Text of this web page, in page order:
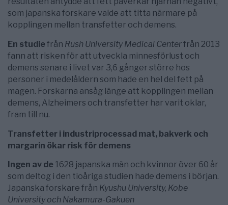
som japanska forskare valde att titta närmare på
kopplingen mellan transfetter och demens.
En studiefrån Rush University Medical Centerfrån 2013
fann att risken för att utveckla minnesförlust och
demens senare i livet var 3,6 gånger större hos
personer i medelåldern som hade en hel del fett på
magen. Forskarna ansåg länge att kopplingen mellan
demens, Alzheimers och transfetter har varit oklar,
fram till nu.
Transfetter i industriprocessad mat, bakverk och
margarin ökar risk för demens
Ingen av de 1628 japanska män och kvinnor över 60 år
som deltog i den tioåriga studien hade demens i början.
Japanska forskare från Kyushu University, Kobe
University och Nakamura-Gakuen